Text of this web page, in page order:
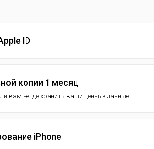
ID
копии 1 месяц
вам негде хранить ваши ценные данные
iPhone